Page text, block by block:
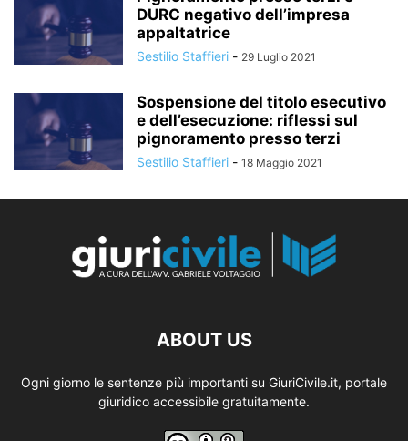
DURC negativo dell’impresa
appaltatrice
Sestilio Staffieri - 29 Luglio 2021
Sospensione del titolo esecutivo
e dell’esecuzione: riflessi sul
pignoramento presso terzi
Sestilio Staffieri - 18 Maggio 2021
ABOUT US
Ogni giorno le sentenze più importanti su GiuriCivile.it, portale
giuridico accessibile gratuitamente.